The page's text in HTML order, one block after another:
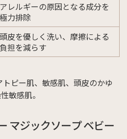
アレルギーの原因となる成分を
極力排除
頭皮を優しく洗い、摩擦による
負担を減らす
トピー肌、敏感肌、頭皮のかゆ
敏感肌。
マジックソープ ベビー